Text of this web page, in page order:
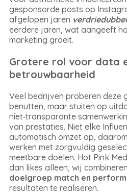
gesponsorde posts op
afgelopen jaren
eerdere jaren, wat aangeeft
marketing groeit.
Grotere rol voor data
betrouwbaarheid
Veel bedrijven proberen deze
benutten, maar stuiten op
niet‑transparante
van prestaties. Niet elke
automatisch omzet op,
werken met zorgvuldig
meetbare doelen. Hot Pink
dan likes alleen, wij combineren
doelgroep match en
resultaten te realiseren.